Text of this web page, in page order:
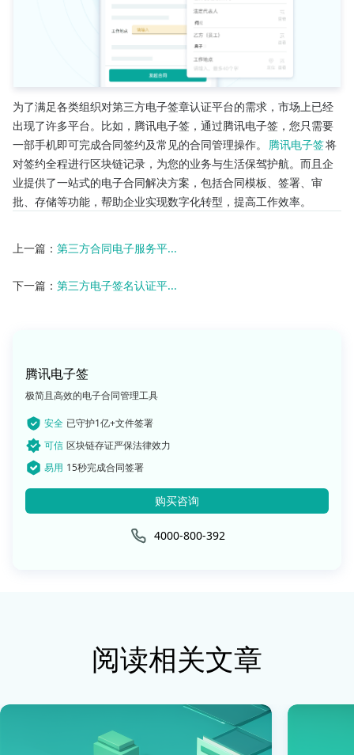
为了满足各类组织对第三方电子签章认证平台的需求，市场上已经
出现了许多平台。比如，腾讯电子签，通过腾讯电子签，您只需要
一部手机即可完成合同签约及常见的合同管理操作。
腾讯电子签将
对签约全程进行区块链记录，为您的业务与生活保驾护航。而且企
业提供了一站式的电子合同解决方案，包括合同模板、签署、审
批、存储等功能，帮助企业实现数字化转型，提高工作效率。
上一篇： 第三方合同电子服务平...
下一篇： 第三方电子签名认证平...
腾讯电子签
极简且高效的电子合同管理工具
安全 已守护1亿+文件签署
可信 区块链存证严保法律效力
易用 15秒完成合同签署
购买咨询
4000-800-392
阅读相关文章